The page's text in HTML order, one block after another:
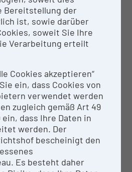
von
Schadensbewertung
Materialparametern
ZUR
Bereitstellung der
ist, sowie darüber
soweit Sie Ihre
Verarbeitung erteilt
Cookies akzeptieren“
ein, dass Cookies von
verwendet werden
zugleich gemäß Art 49
ein, dass Ihre Daten in
werden. Der
bescheinigt den
Es besteht daher